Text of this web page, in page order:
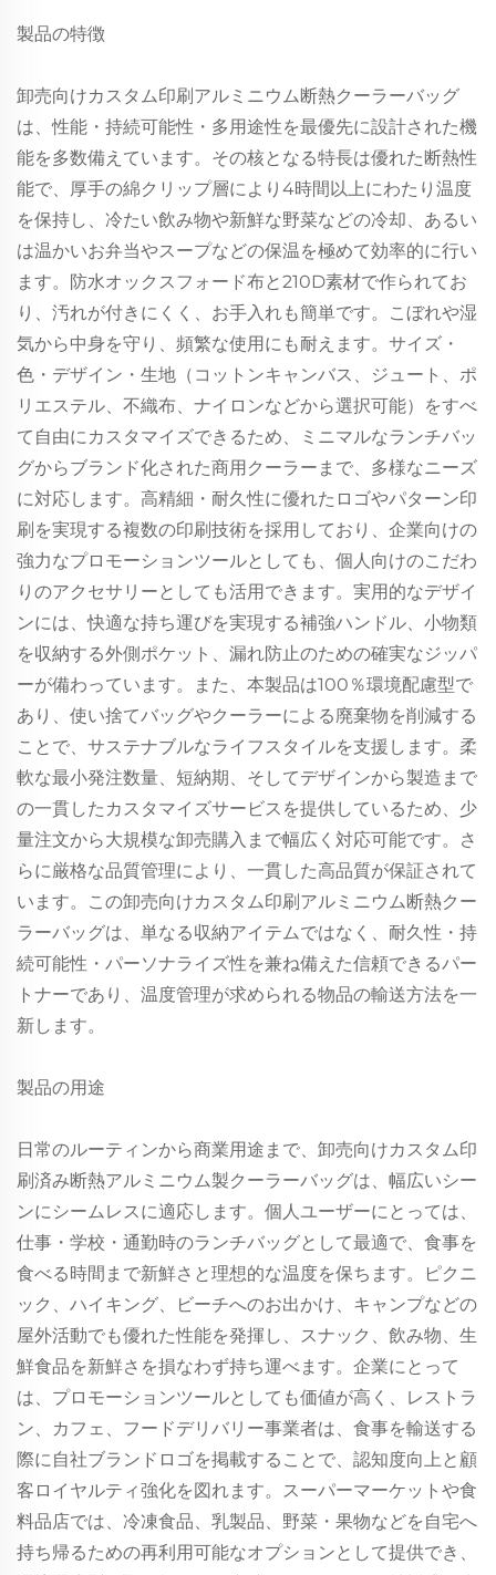
製品の特徴
卸売向けカスタム印刷アルミニウム断熱クーラーバッグ
は、性能・持続可能性・多用途性を最優先に設計された機
能を多数備えています。その核となる特長は優れた断熱性
能で、厚手の綿クリップ層により4時間以上にわたり温度
を保持し、冷たい飲み物や新鮮な野菜などの冷却、あるい
は温かいお弁当やスープなどの保温を極めて効率的に行い
ます。防水オックスフォード布と210D素材で作られてお
り、汚れが付きにくく、お手入れも簡単です。こぼれや湿
気から中身を守り、頻繁な使用にも耐えます。サイズ・
色・デザイン・生地（コットンキャンバス、ジュート、ポ
リエステル、不織布、ナイロンなどから選択可能）をすべ
て自由にカスタマイズできるため、ミニマルなランチバッ
グからブランド化された商用クーラーまで、多様なニーズ
に対応します。高精細・耐久性に優れたロゴやパターン印
刷を実現する複数の印刷技術を採用しており、企業向けの
強力なプロモーションツールとしても、個人向けのこだわ
りのアクセサリーとしても活用できます。実用的なデザイ
ンには、快適な持ち運びを実現する補強ハンドル、小物類
を収納する外側ポケット、漏れ防止のための確実なジッパ
ーが備わっています。また、本製品は100％環境配慮型で
あり、使い捨てバッグやクーラーによる廃棄物を削減する
ことで、サステナブルなライフスタイルを支援します。柔
軟な最小発注数量、短納期、そしてデザインから製造まで
の一貫したカスタマイズサービスを提供しているため、少
量注文から大規模な卸売購入まで幅広く対応可能です。さ
らに厳格な品質管理により、一貫した高品質が保証されて
います。この卸売向けカスタム印刷アルミニウム断熱クー
ラーバッグは、単なる収納アイテムではなく、耐久性・持
続可能性・パーソナライズ性を兼ね備えた信頼できるパー
トナーであり、温度管理が求められる物品の輸送方法を一
新します。
製品の用途
日常のルーティンから商業用途まで、卸売向けカスタム印
刷済み断熱アルミニウム製クーラーバッグは、幅広いシー
ンにシームレスに適応します。個人ユーザーにとっては、
仕事・学校・通勤時のランチバッグとして最適で、食事を
食べる時間まで新鮮さと理想的な温度を保ちます。ピクニ
ック、ハイキング、ビーチへのお出かけ、キャンプなどの
屋外活動でも優れた性能を発揮し、スナック、飲み物、生
鮮食品を新鮮さを損なわず持ち運べます。企業にとって
は、プロモーションツールとしても価値が高く、レストラ
ン、カフェ、フードデリバリー事業者は、食事を輸送する
際に自社ブランドロゴを掲載することで、認知度向上と顧
客ロイヤルティ強化を図れます。スーパーマーケットや食
料品店では、冷凍食品、乳製品、野菜・果物などを自宅へ
持ち帰るための再利用可能なオプションとして提供でき、